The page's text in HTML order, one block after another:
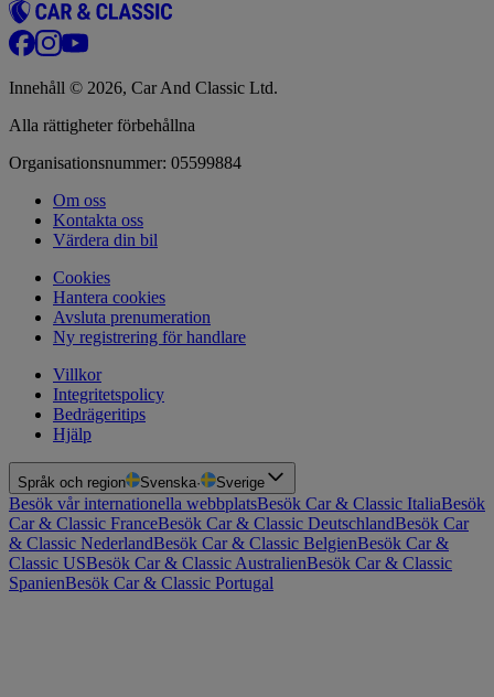
Innehåll © 2026, Car And Classic Ltd.
Alla rättigheter förbehållna
Organisationsnummer: 05599884
Om oss
Kontakta oss
Värdera din bil
Cookies
Hantera cookies
Avsluta prenumeration
Ny registrering för handlare
Villkor
Integritetspolicy
Bedrägeritips
Hjälp
Språk och region Svenska· Sverige
Besök vår internationella webbplatsBesök Car & Classic ItaliaBesök
Car & Classic FranceBesök Car & Classic DeutschlandBesök Car
& Classic NederlandBesök Car & Classic BelgienBesök Car &
Classic USBesök Car & Classic AustralienBesök Car & Classic
SpanienBesök Car & Classic Portugal